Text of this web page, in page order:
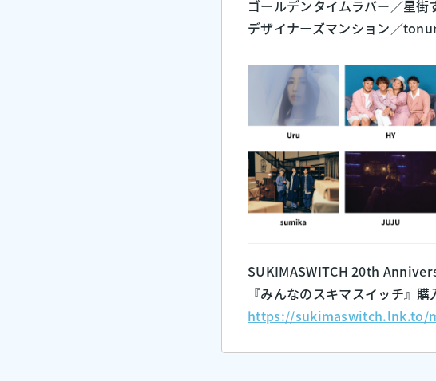
ゴールデンタイムラバー／星街
デザイナーズマンション／
SUKIMASWITCH 20th
『みんなのスキマスイッチ』購
https://sukimaswitch.lnk.to/